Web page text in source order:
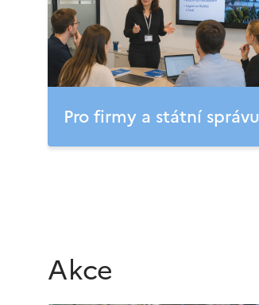
Pro firmy a státní správu
Akce